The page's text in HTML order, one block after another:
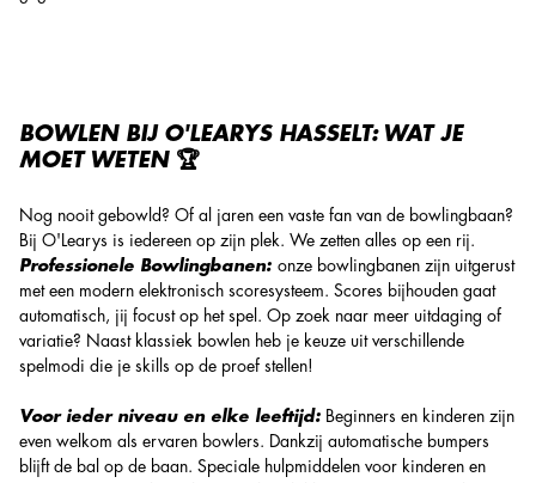
BOWLEN BIJ O'LEARYS HASSELT: WAT JE
MOET WETEN 🏆
Nog nooit gebowld? Of al jaren een vaste fan van de bowlingbaan?
Bij O'Learys is iedereen op zijn plek. We zetten alles op een rij.
Professionele Bowlingbanen: onze bowlingbanen zijn uitgerust
met een modern elektronisch scoresysteem. Scores bijhouden gaat
automatisch, jij focust op het spel. Op zoek naar meer uitdaging of
variatie? Naast klassiek bowlen heb je keuze uit verschillende
spelmodi die je skills op de proef stellen!
Voor ieder niveau en elke leeftijd: Beginners en kinderen zijn
even welkom als ervaren bowlers. Dankzij automatische bumpers
blijft de bal op de baan. Speciale hulpmiddelen voor kinderen en